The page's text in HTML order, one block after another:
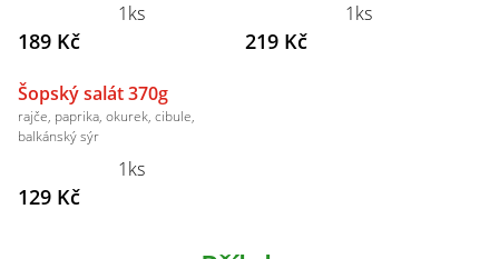
1ks
189 Kč
1ks
219 Kč
Šopský salát 370g
rajče, paprika, okurek, cibule,
balkánský sýr
1ks
129 Kč